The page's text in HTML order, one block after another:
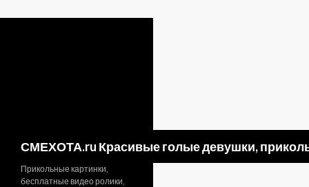
СМЕХОТА.ru Красивые голые девушки,
Прикольные картинки,
бесплатные видео ролики,